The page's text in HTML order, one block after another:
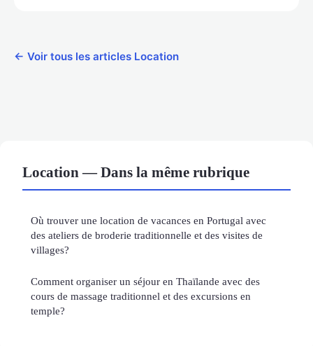
← Voir tous les articles Location
Location — Dans la même rubrique
Où trouver une location de vacances en Portugal avec
des ateliers de broderie traditionnelle et des visites de
villages?
Comment organiser un séjour en Thaïlande avec des
cours de massage traditionnel et des excursions en
temple?